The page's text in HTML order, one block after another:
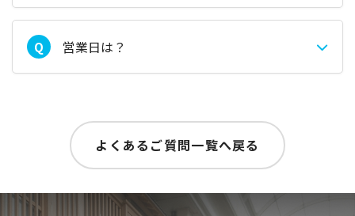
Q 営業日は？
よくあるご質問一覧へ戻る